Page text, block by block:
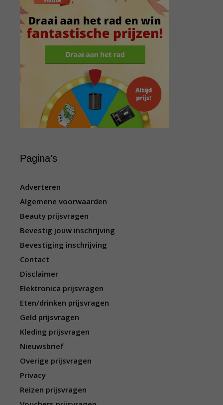
Pagina’s
Adverteren
Algemene voorwaarden
Beauty prijsvragen
Bevestig jouw inschrijving
Bevestiging inschrijving
Contact
Disclaimer
Elektronica prijsvragen
Eten/drinken prijsvragen
Geld prijsvragen
Kleding prijsvragen
Nieuwsbrief
Overige prijsvragen
Privacy
Reizen prijsvragen